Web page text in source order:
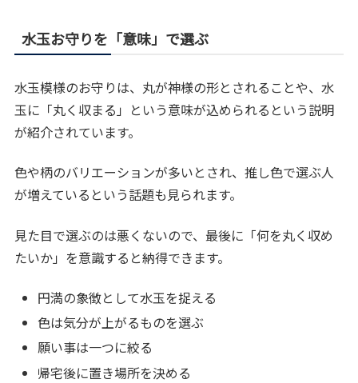
水玉お守りを「意味」で選ぶ
水玉模様のお守りは、丸が神様の形とされることや、水
玉に「丸く収まる」という意味が込められるという説明
が紹介されています。
色や柄のバリエーションが多いとされ、推し色で選ぶ人
が増えているという話題も見られます。
見た目で選ぶのは悪くないので、最後に「何を丸く収め
たいか」を意識すると納得できます。
円満の象徴として水玉を捉える
色は気分が上がるものを選ぶ
願い事は一つに絞る
帰宅後に置き場所を決める